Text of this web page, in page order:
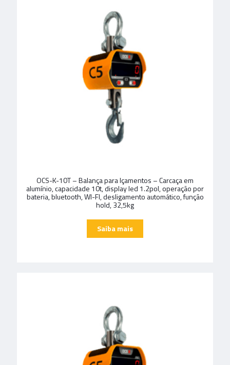
OCS-K-10T – Balança para Içamentos – Carcaça em
alumínio, capacidade 10t, display led 1.2pol, operação por
bateria, bluetooth, WI-FI, desligamento automático, função
hold, 32,5kg